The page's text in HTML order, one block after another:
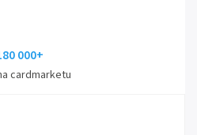
000+
cardmarketu